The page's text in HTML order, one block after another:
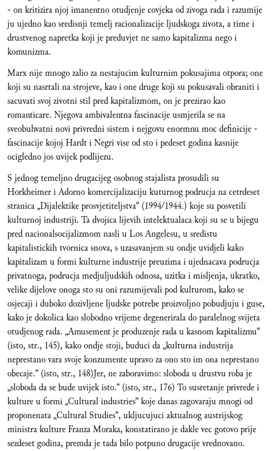
- on kritizira njoj imanentno otudjenje covjeka od zivoga rada i razumije
ju ujedno kao sredisnji temelj racionalizacije ljudskoga zivota, a time i
drustvenog napretka koji je preduvjet ne samo kapitalizma nego i
komunizma.
Marx nije mnogo zalio za nestajucim kulturnim pokusajima otpora; one
koji su nasrtali na strojeve, kao i one druge koji su pokusavali obraniti i
sacuvati svoj zivotni stil pred kapitalizmom, on je prezirao kao
romanticare. Njegova ambivalentna fascinacije usmjerila se na
sveobuhvatni novi privredni sistem i nejgovu enormnu moc definicije -
fascinacije kojoj Hardt i Negri vise od sto i pedeset godina kasnije
ocigledno jos uvijek podlijezu.
S jednog temeljno drugacijeg osobnog stajalista prosudili su
Horkheimer i Adorno komercijalizaciju kuturnog podrucja na cetrdeset
stranica „Dijalektike prosvjetiteljstva“ (1994/1944.) koje su posvetili
kulturnoj industriji. Ta dvojica lijevih intelektualaca koji su se u bijegu
pred nacionalsocijalizmom nasli u Los Angelesu, u sredistu
kapitalistickih tvornica snova, s uzasavanjem su ondje uvidjeli kako
kapitalizam u formi kulturne industrije preuzima i ujednacava podrucja
privatnoga, podrucja medjuljudskih odnosa, uzitka i misljenja, ukratko,
velike dijelove onoga sto su oni razumijevali pod kulturom, kako se
osjecaji i duboko dozivljene ljudske potrebe proizvoljno pobudjuju i guse,
kako je dokolica kao slobodno vrijeme degenerirala do paralelnog svijeta
otudjenog rada. „Amusement je produzenje rada u kasnom kapitalizmu“
(isto, str., 145), kako ondje stoji, buduci da „kulturna industrija
neprestano vara svoje konzumente upravo za ono sto im ona neprestano
obecaje.“ (isto, str., 148)Jer, ne zaboravimo: sloboda u drustvu roba je
„sloboda da se bude uvijek isto.“ (isto, str., 176) To susretanje privrede i
kulture u formi „Cultural industries“ koje danas zagovaraju mnogi od
proponenata „Cultural Studies“, ukljucujuci aktualnog austrijskog
ministra kulture Franza Moraka, konstatirano je dakle vec gotovo prije
sezdeset godina, premda je tada bilo potpuno drugacije vrednovano.